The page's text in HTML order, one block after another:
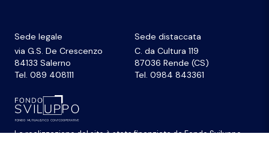
La realizzazione del sitoè stata finanziata daFondo Sviluppo
Sede legale
via G.S. De Crescenzo
84133 Salerno
Tel. 089 408111
Sede distaccata
C. da Cultura 119
87036 Rende (CS)
Tel. 0984 843361